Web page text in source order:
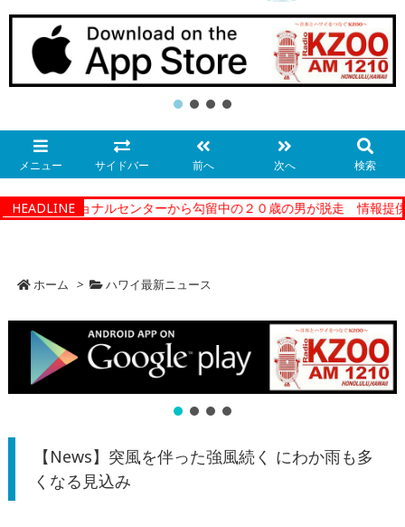
メニュー サイドバー 前へ 次へ 検索
HEADLINE
コレクショナルセンターから勾留中の２０歳の男が脱走 情報提供
ホーム > ハワイ最新ニュース
【News】突風を伴った強風続く にわか雨も多
くなる見込み